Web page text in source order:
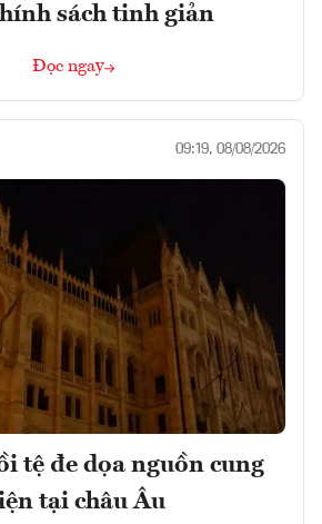
sách tinh giản
Đọc ngay
09:19, 08/08/2026
tệ đe dọa nguồn cung
tại châu Âu